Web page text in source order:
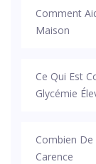
Comment
Maison
Ce Qui Est
Glycémie
Combien De
Carence